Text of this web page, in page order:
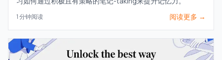
1分钟阅读 阅读更多 →